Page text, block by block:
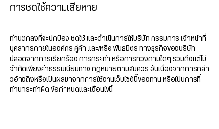
การชดใช้ความเสียหาย
ท่านตกลงที่จะปกป้อง ชดใช้ และดำเนินการให้บริษัท กรรมการ เจ้าหน้าที่
บุคลากรภายในองค์กร คู่ค้า และ/หรือ พันธมิตร ทางธุรกิจของบริษัท
ปลอดจากการเรียกร้อง การกระทำ หรือการทวงถามใดๆ รวมถึงแต่ไม่
จำกัดเพียงค่าธรรมเนียมทาง กฎหมายตามสมควร อันเนื่องจากการกล่า
วอ้างถึงหรือเป็นผลมาจากการใช้งานเว็บไซต์นี้ของท่าน หรือเป็นการที่
ท่านกระทำผิด ข้อกำหนดและเงื่อนไขนี้